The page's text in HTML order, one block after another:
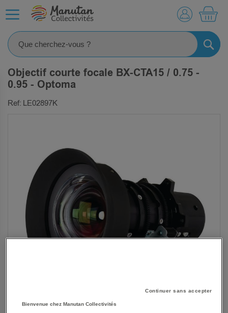
Objectif courte focale BX-CTA15 / 0.75 -
0.95 - Optoma
Ref: LE02897K
IMAGES
GALLERY
Continuer sans accepter
Bienvenue chez Manutan Collectivités